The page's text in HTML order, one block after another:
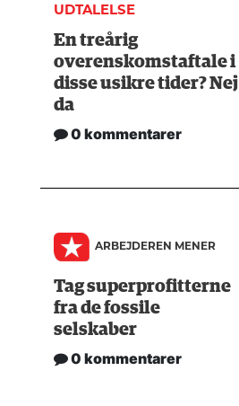
UDTALELSE
En treårig
overenskomstaftale i
disse usikre tider? Nej
da
0 kommentarer
ARBEJDEREN MENER
Tag superprofitterne
fra de fossile
selskaber
0 kommentarer